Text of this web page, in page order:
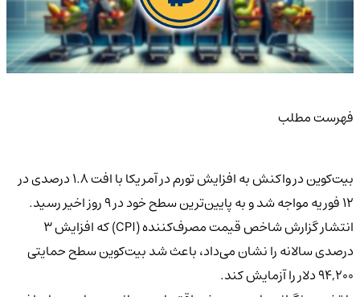
فهرست مطلب
بیت‌کوین در واکنش به افزایش تورم در آمریکا با افت ۱.۸ درصدی در
۱۲ فوریه مواجه شد و به پایین‌ترین سطح خود در ۹ روز اخیر رسید.
انتشار گزارش شاخص قیمت مصرف‌کننده (CPI) که افزایش ۳
درصدی سالانه را نشان می‌داد، باعث شد بیت‌کوین سطح حمایتی
۹۴,۲۰۰ دلار را آزمایش کند.